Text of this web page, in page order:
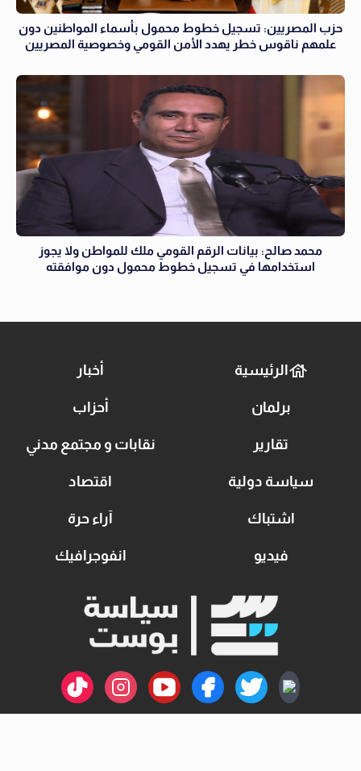
حزب المصريين: تسجيل خطوط محمول بأسماء المواطنين دون
علمهم ناقوس خطر يهدد الأمن القومي وخصوصية المصريين
محمد صالح: بيانات الرقم القومي ملك للمواطن ولا يجوز
استخدامها في تسجيل خطوط محمول دون موافقته
الرئيسية أخبار
برلمان أحزاب
تقارير نقابات و مجتمع مدني
سياسة دولية اقتصاد
اشتباك آراء حرة
فيديو انفوجرافيك